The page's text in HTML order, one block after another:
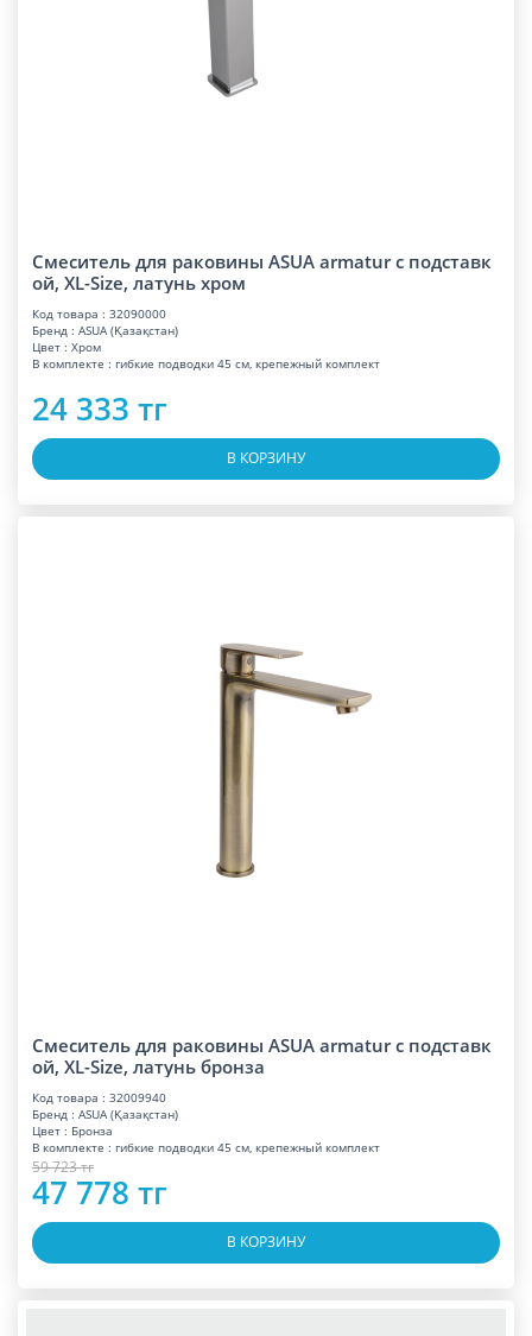
Смеситель для раковины ASUA armatur с подставк
ой, XL-Size, латунь хром
Код товара : 32090000
Бренд : ASUA (Қазақстан)
Цвет : Хром
В комплекте : гибкие подводки 45 см, крепежный комплект
24 333 тг
В КОРЗИНУ
Смеситель для раковины ASUA armatur с подставк
ой, XL-Size, латунь бронза
Код товара : 32009940
Бренд : ASUA (Қазақстан)
Цвет : Бронза
В комплекте : гибкие подводки 45 см, крепежный комплект
59 723 тг
47 778 тг
В КОРЗИНУ